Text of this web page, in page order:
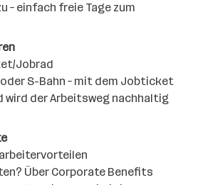
– einfach freie Tage zum
Jobrad
oder S-Bahn – mit dem Jobticket
wird der Arbeitsweg nachhaltig
Über Corporate Benefits